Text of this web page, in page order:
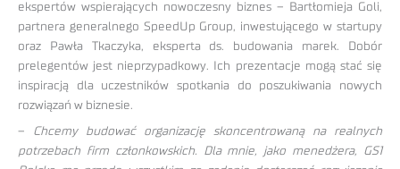
ekspertów wspierających nowoczesny biznes – Bartłomieja Goli,
partnera generalnego SpeedUp Group, inwestującego w startupy
oraz Pawła Tkaczyka, eksperta ds. budowania marek. Dobór
prelegentów jest nieprzypadkowy. Ich prezentacje mogą stać się
inspiracją dla uczestników spotkania do poszukiwania nowych
rozwiązań w biznesie.
– Chcemy budować organizację skoncentrowaną na realnych
potrzebach firm członkowskich. Dla mnie, jako menedżera, GS1